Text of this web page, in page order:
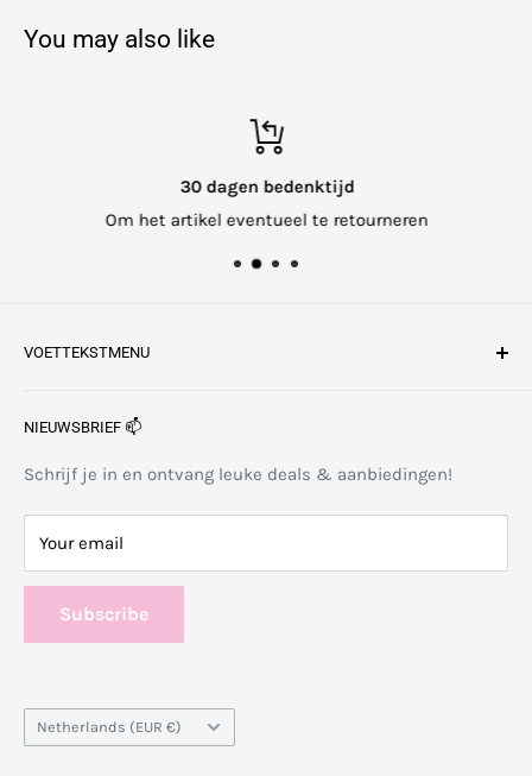
You may also like
30 dagen bedenktijd
Om het artikel eventueel te retourneren
VOETTEKSTMENU
Retourneren
Blog
Over ons
Contact
NIEUWSBRIEF 📫
Schrijf je in en ontvang leuke deals & aanbiedingen!
Your email
Subscribe
Country/region
Netherlands (EUR €)